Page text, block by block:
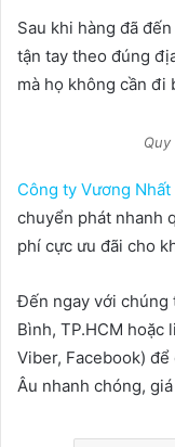
Sau khi hàng đã
tận tay theo đúng
mà họ không cần đi
Công ty Vương Nhất
chuyển phát nhanh
phí cực ưu đãi cho
Đến ngay với chúng
Bình, TP.HCM
Viber, Facebook)
Âu nhanh chóng,